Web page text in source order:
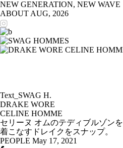
NEW GENERATION, NEW WAVE
ABOUT AUG, 2026
Text_SWAG H.
DRAKE WORE
CELINE HOMME
セリーヌ オムのテディブルゾンを
着こなすドレイクをスナップ。
PEOPLE May 17, 2021